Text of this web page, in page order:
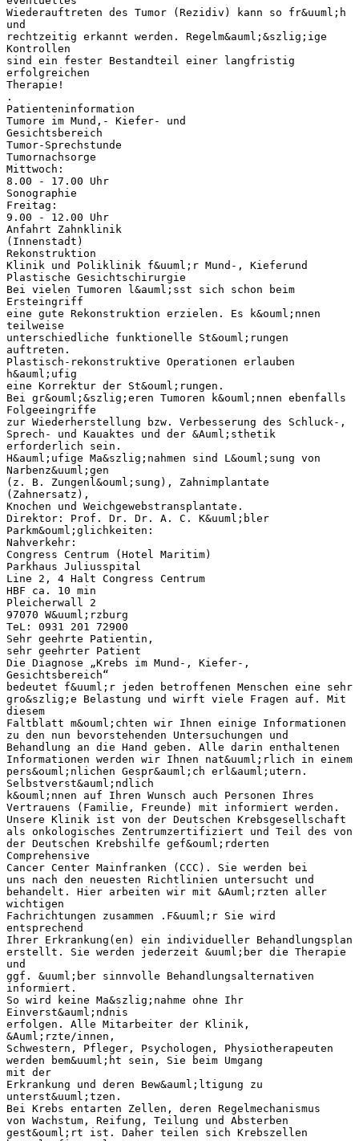
Wiederauftreten des Tumor (Rezidiv) kann so fr&uuml;h
und
rechtzeitig erkannt werden. Regelm&auml;&szlig;ige
Kontrollen
sind ein fester Bestandteil einer langfristig
erfolgreichen
Therapie!
.
Patienteninformation
Tumore im Mund,- Kiefer- und
Gesichtsbereich
Tumor-Sprechstunde
Tumornachsorge
Mittwoch:
8.00 - 17.00 Uhr
Sonographie
Freitag:
9.00 - 12.00 Uhr
Anfahrt Zahnklinik
(Innenstadt)
Rekonstruktion
Klinik und Poliklinik f&uuml;r Mund-, Kieferund
Plastische Gesichtschirurgie
Bei vielen Tumoren l&auml;sst sich schon beim
Ersteingriff
eine gute Rekonstruktion erzielen. Es k&ouml;nnen
teilweise
unterschiedliche funktionelle St&ouml;rungen
auftreten.
Plastisch-rekonstruktive Operationen erlauben
h&auml;ufig
eine Korrektur der St&ouml;rungen.
Bei gr&ouml;&szlig;eren Tumoren k&ouml;nnen ebenfalls
Folgeeingriffe
zur Wiederherstellung bzw. Verbesserung des Schluck-,
Sprech- und Kauaktes und der &Auml;sthetik
erforderlich sein.
H&auml;ufige Ma&szlig;nahmen sind L&ouml;sung von
Narbenz&uuml;gen
(z. B. Zungenl&ouml;sung), Zahnimplantate
(Zahnersatz),
Knochen und Weichgewebstransplantate.
Direktor: Prof. Dr. Dr. A. C. K&uuml;bler
Parkm&ouml;glichkeiten:
Nahverkehr:
Congress Centrum (Hotel Maritim)
Parkhaus Juliusspital
Line 2, 4 Halt Congress Centrum
HBF ca. 10 min
Pleicherwall 2
97070 W&uuml;rzburg
TeL: 0931 201 72900
Sehr geehrte Patientin,
sehr geehrter Patient
Die Diagnose „Krebs im Mund-, Kiefer-,
Gesichtsbereich“
bedeutet f&uuml;r jeden betroffenen Menschen eine sehr
gro&szlig;e Belastung und wirft viele Fragen auf. Mit
diesem
Faltblatt m&ouml;chten wir Ihnen einige Informationen
zu den nun bevorstehenden Untersuchungen und
Behandlung an die Hand geben. Alle darin enthaltenen
Informationen werden wir Ihnen nat&uuml;rlich in einem
pers&ouml;nlichen Gespr&auml;ch erl&auml;utern.
Selbstverst&auml;ndlich
k&ouml;nnen auf Ihren Wunsch auch Personen Ihres
Vertrauens (Familie, Freunde) mit informiert werden.
Unsere Klinik ist von der Deutschen Krebsgesellschaft
als onkologisches Zentrumzertifiziert und Teil des von
der Deutschen Krebshilfe gef&ouml;rderten
Comprehensive
Cancer Center Mainfranken (CCC). Sie werden bei
uns nach den neuesten Richtlinien untersucht und
behandelt. Hier arbeiten wir mit &Auml;rzten aller
wichtigen
Fachrichtungen zusammen .F&uuml;r Sie wird
entsprechend
Ihrer Erkrankung(en) ein individueller Behandlungsplan
erstellt. Sie werden jederzeit &uuml;ber die Therapie
und
ggf. &uuml;ber sinnvolle Behandlungsalternativen
informiert.
So wird keine Ma&szlig;nahme ohne Ihr
Einverst&auml;ndnis
erfolgen. Alle Mitarbeiter der Klinik,
&Auml;rzte/innen,
Schwestern, Pfleger, Psychologen, Physiotherapeuten
werden bem&uuml;ht sein, Sie beim Umgang
mit der
Erkrankung und deren Bew&auml;ltigung zu
unterst&uuml;tzen.
Bei Krebs entarten Zellen, deren Regelmechanismus
von Wachstum, Reifung, Teilung und Absterben
gest&ouml;rt ist. Daher teilen sich Krebszellen